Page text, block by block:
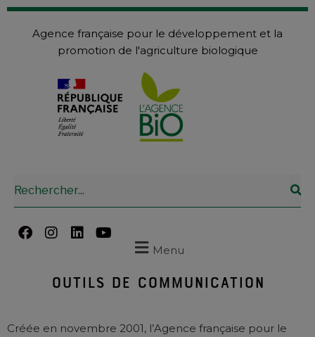
Agence française pour le développement et la
promotion de l'agriculture biologique
Menu
OUTILS DE COMMUNICATION
Créée en novembre 2001, l’Agence française pour le